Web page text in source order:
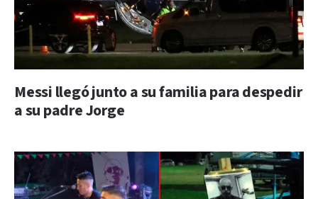
Messi llegó junto a su familia para despedir
a su padre Jorge